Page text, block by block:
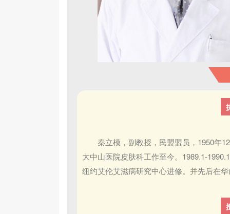
秦立模，副教授，民盟盟员，1950年12
大中山医院皮肤科工作至今。1989.1-
纽约艾伦艾滋病研究中心进修。并先后在